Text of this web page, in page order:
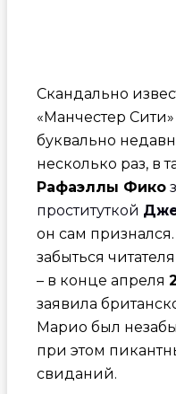
Скандально
«Манчестер Сити»
буквально
несколько раз, в
Рафаэллы Фико
проституткой
он сам
забыться
– в конце апреля
заявила
Марио был
при этом
свиданий.